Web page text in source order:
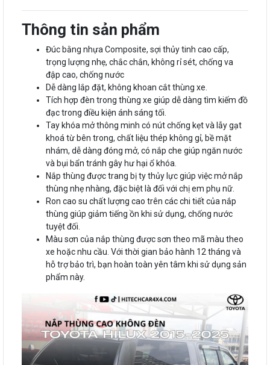
Thông tin sản phẩm
Đúc bằng nhựa Composite, sợi thủy tinh cao cấp,
trọng lượng nhẹ, chắc chắn, không rỉ sét, chống va
đập cao, chống nước
Dễ dàng lắp đặt, không khoan cắt thùng xe.
Tích hợp đèn trong thùng xe giúp dễ dàng tìm kiếm đồ
đạc trong điều kiện ánh sáng tối.
Tay khóa mở thông minh có nút chống kẹt và lẫy gạt
khoá từ bên trong, chất liệu thép không gỉ, bề mặt
nhám, dễ dàng đóng mở, có nắp che giúp ngăn nước
và bụi bẩn tránh gây hư hại ổ khóa.
Nắp thùng được trang bị ty thủy lực giúp việc mở nắp
thùng nhẹ nhàng, đặc biệt là đối với chị em phụ nữ.
Ron cao su chất lượng cao trên các chi tiết của nắp
thùng giúp giảm tiếng ồn khi sử dụng, chống nước
tuyệt đối.
Màu sơn của nắp thùng được sơn theo mã màu theo
xe hoặc nhu cầu. Với thời gian bảo hành 12 tháng và
hỗ trợ bảo trì, bạn hoàn toàn yên tâm khi sử dụng sản
phẩm này.